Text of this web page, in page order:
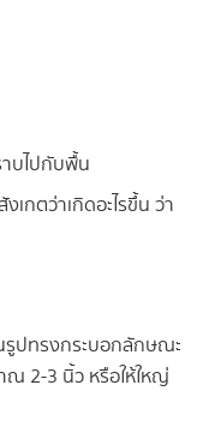
บไปกับพื้น
เกตว่าเกิดอะไรขึ้น ว่า
รูปทรงกระบอกลักษณะ
ณ 2-3 นิ้ว หรือให้ใหญ่